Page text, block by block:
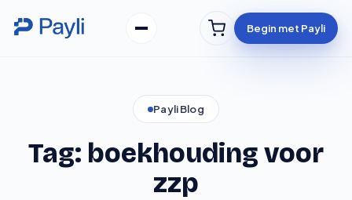
naar
Begin met Payli
Payli Blog
Tag: boekhouding voor
zzp